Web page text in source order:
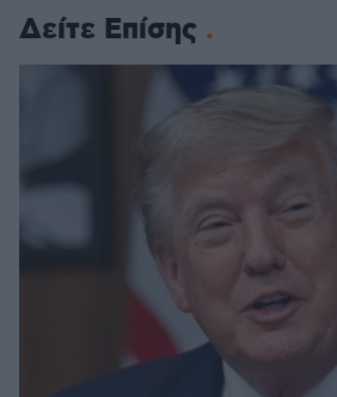
Δείτε Επίσης